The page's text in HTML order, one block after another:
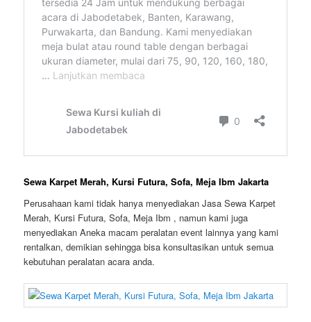
Sewa Karpet Merah, Kursi Futura, Sofa, Meja Ibm Jakarta
Perusahaan kami tidak hanya menyediakan Jasa Sewa Karpet
Merah, Kursi Futura, Sofa, Meja Ibm , namun kami juga
menyediakan Aneka macam peralatan event lainnya yang kami
rentalkan, demikian sehingga bisa konsultasikan untuk semua
kebutuhan peralatan acara anda.